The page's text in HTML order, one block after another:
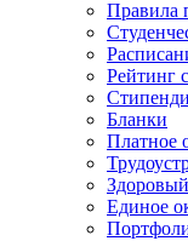
Правила
Рейтинг
Бланки
Платное
Единое